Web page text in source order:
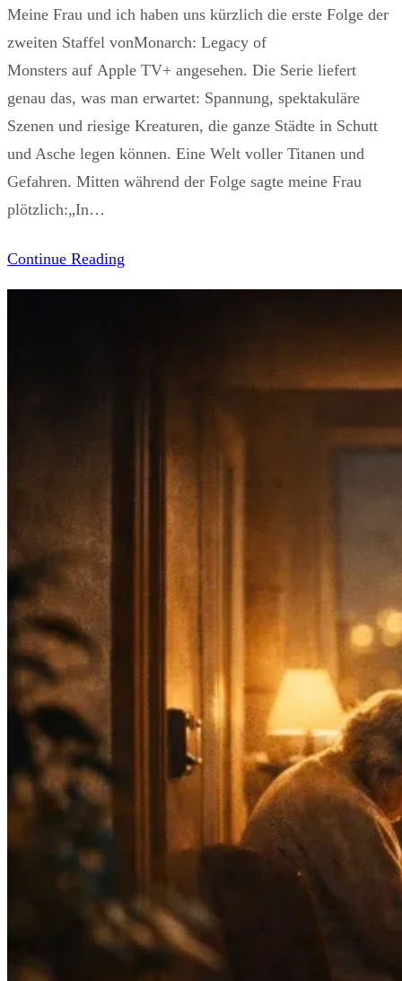
Meine Frau und ich haben uns kürzlich die erste Folge der
zweiten Staffel vonMonarch: Legacy of
Monsters auf Apple TV+ angesehen. Die Serie liefert
genau das, was man erwartet: Spannung, spektakuläre
Szenen und riesige Kreaturen, die ganze Städte in Schutt
und Asche legen können. Eine Welt voller Titanen und
Gefahren. Mitten während der Folge sagte meine Frau
plötzlich:„In…
Continue Reading